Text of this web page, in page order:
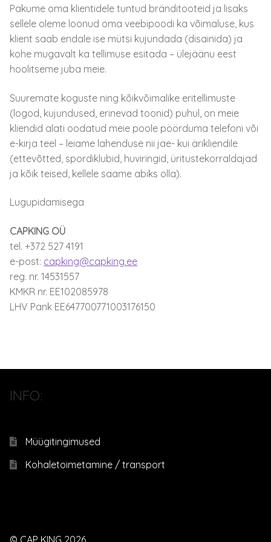
Pakume oma klientidele tuntud bränditooteid ja lisaks
sellele oleme loonud oma veebipoodi ka võimaluse, kus
klient saab endale ise mütsi kujundada (disainida) ja
kohe mugavalt ka tellimuse esitada – ülejäänu eest
hoolitseme juba meie.
Suuremate koguste ning kõikvõimalike eritellimuste
(logod, kujundused, erinevad toonid) puhul, on meie
kliendid alati oodatud meie poole pöörduma telefoni või
e-kirja teel – leiame lahenduse nii jae- kui ärikliendile
(ettevõtted, spordiklubid, huviringid, üritustekorraldajad
ja kõik teised, kellele saame abiks olla).
Lugupidamisega
CAPKING OÜ
tel. +372 527 4191
e-post: capking@capking.ee
reg. nr. 14531557
KMKR nr. EE102085978
LHV Pank EE647700771003176150
INFO:
Müügitingimused
Kohaletoimetamine / transport
© CAP KING 2026